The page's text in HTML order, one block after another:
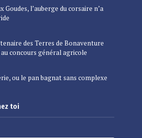
Goudes, l’auberge du corsaire n’a
des Terres de Bonaventure
au concours général agricole
ou le pan bagnat sans complexe
toi